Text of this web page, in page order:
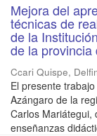
Mejora del
técnicas de
de la
de la
Ccari Quispe,
El presente
Azángaro de la
Carlos Mariátegui,
enseñanzas